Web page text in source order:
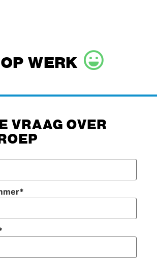
WERK
VRAAG OVER
*